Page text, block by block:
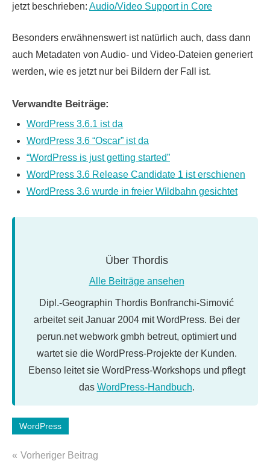
jetzt beschrieben: Audio/Video Support in Core
Besonders erwähnenswert ist natürlich auch, dass dann
auch Metadaten von Audio- und Video-Dateien generiert
werden, wie es jetzt nur bei Bildern der Fall ist.
Verwandte Beiträge:
WordPress 3.6.1 ist da
WordPress 3.6 “Oscar” ist da
“WordPress is just getting started”
WordPress 3.6 Release Candidate 1 ist erschienen
WordPress 3.6 wurde in freier Wildbahn gesichtet
Über Thordis
Alle Beiträge ansehen
Dipl.-Geographin Thordis Bonfranchi-Simović
arbeitet seit Januar 2004 mit WordPress. Bei der
perun.net webwork gmbh betreut, optimiert und
wartet sie die WordPress-Projekte der Kunden.
Ebenso leitet sie WordPress-Workshops und pflegt
das WordPress-Handbuch.
Schlagwörter:
3.6
WordPress
Beitragsnavigation
Vorheriger Beitrag